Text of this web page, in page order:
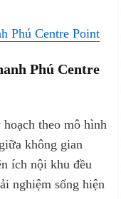
Phú Centre Point
Phú Centre
theo mô hình
không gian
ích nội khu đều
nghiệm sống hiện